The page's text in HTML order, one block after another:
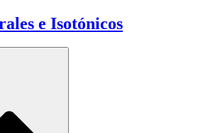
e Isotónicos